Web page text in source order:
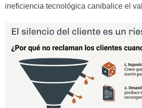
ineficiencia tecnológica canibalice el